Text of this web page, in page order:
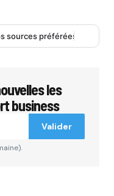
sources préférées
les
business
Valider